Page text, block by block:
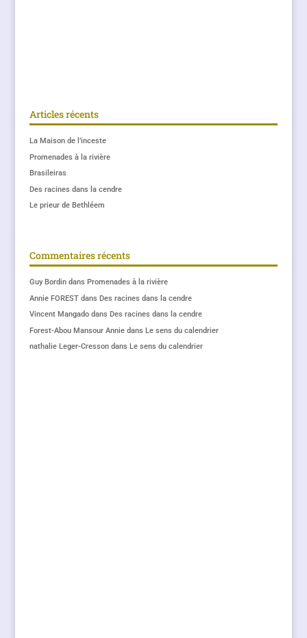
Articles récents
La Maison de l’inceste
Promenades à la rivière
Brasileiras
Des racines dans la cendre
Le prieur de Bethléem
Commentaires récents
Guy Bordindans Promenades à la rivière
Annie FORESTdans Des racines dans la cendre
Vincent Mangadodans Des racines dans la cendre
Forest-Abou Mansour Anniedans Le sens du calendrier
nathalie Leger-Cressondans Le sens du calendrier